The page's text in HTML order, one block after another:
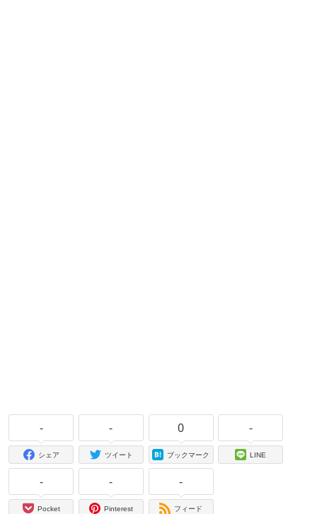
-
シェア
-
ツイート
0
ブックマーク
-
LINE
-
Pocket
-
Pinterest
-
フィード